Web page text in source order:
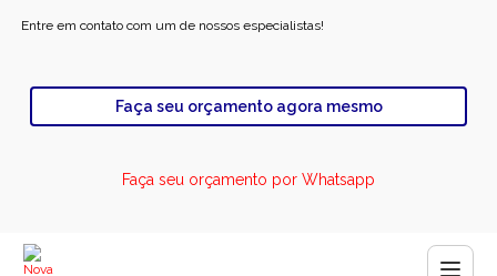
Entre em contato com um de nossos especialistas!
Faça seu orçamento agora mesmo
Faça seu orçamento por Whatsapp